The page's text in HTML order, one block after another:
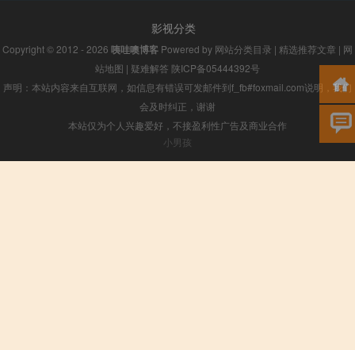
影视分类
Copyright © 2012 - 2026 咦哇噢博客 Powered by 网站分类目录 | 精选推荐文章 | 网
站地图 | 疑难解答 陕ICP备05444392号
声明：本站内容来自互联网，如信息有错误可发邮件到f_fb#foxmail.com说明，我们
会及时纠正，谢谢
本站仅为个人兴趣爱好，不接盈利性广告及商业合作
小男孩